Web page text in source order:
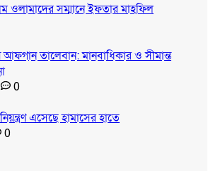
ওলামাদের সম্মানে ইফতার মাহফিল
আফগান তালেবান: মানবাধিকার ও সীমান্ত
0
এসেছে হামাসের হাতে
0